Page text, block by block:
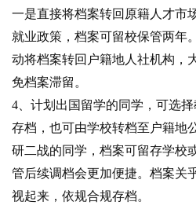
一是直接将档案转回原籍人才市
就业政策，档案可留校保管两年
动将档案转回户籍地人社机构，
免档案滞留。
4、计划出国留学的同学，可选
存档，也可由学校转档至户籍地
研二战的同学，档案可留存学校
管后续调档会更加便捷。档案关
视起来，依规合规存档。